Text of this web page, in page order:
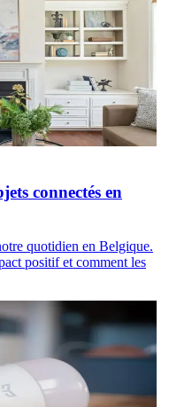
connectés en
quotidien en Belgique.
positif et comment les